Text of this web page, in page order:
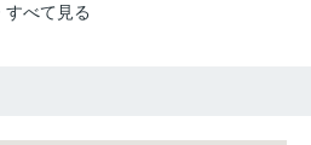
すべて見る